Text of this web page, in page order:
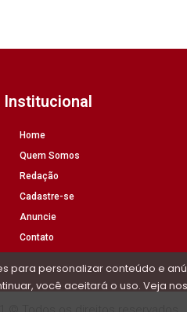
Institucional
Home
Quem Somos
Redação
Cadastre-se
Anuncie
Contato
para personalizar conteúdo e
você aceitará o uso. Veja